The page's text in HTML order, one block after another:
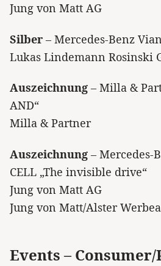
Jung von Matt AG
Silber – Mercedes-Benz
Lukas Lindemann Rosinski
Auszeichnung – Milla &
AND“
Milla & Partner
Auszeichnung – Mercedes-
CELL „The invisible drive“
Jung von Matt AG
Jung von Matt/Alster
Events –